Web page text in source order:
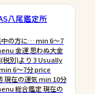
八尾鑑定所
中の方に… min 6〜7
金運 思わぬ大金
税別)より 3 Usually
6〜7分 price
現在の運気 min 10分
総合鑑定 現在の